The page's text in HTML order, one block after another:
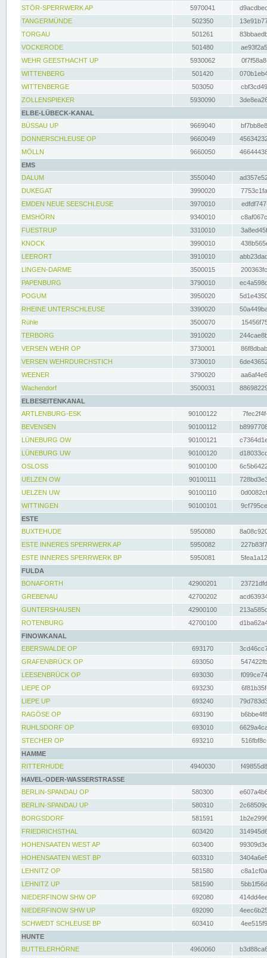
STÖR-SPERRWERK AP 5970041
TANGERMÜNDE
502350
TORGAU
501261
VOCKERODE
501480
WEHR GEESTHACHT UP
5930062
WITTENBERG
501420
WITTENBERGE
503050
ZOLLENSPIEKER
5930090
ELBE-LÜBECK-KANAL
BÜSSAU UP
9669040
DONNERSCHLEUSE OP
9660049
MÖLLN
9660050
EMS
DALUM
3550040
DUKEGAT
3990020
EMDEN NEUE SEESCHLEUSE
3970010
EMSHÖRN
9340010
FUESTRUP
3310010
KNOCK
3990010
LEERORT
3910010
LINGEN-DARME
3500015
PAPENBURG
3790010
POGUM
3950020
RHEINE UNTERSCHLEUSE
3390020
Rühle
3500070
TERBORG
3910020
VERSEN WEHR OP
3730001
VERSEN WEHRDURCHSTICH
3730010
WEENER
3790020
Wachendorf
3500031
ELBESEITENKANAL
ARTLENBURG-ESK
90100122
BEVENSEN
90100112
LÜNEBURG OW
90100121
LÜNEBURG UW
90100120
OSLOSS
90100100
UELZEN OW
90100111
UELZEN UW
90100110
WITTINGEN
90100101
ESTE
BUXTEHUDE
5950080
ESTE INNERES SPERRWERK AP
5950082
ESTE INNERES SPERRWERK BP
5950081
FULDA
BONAFORTH
42900201
GREBENAU
42700202
GUNTERSHAUSEN
42900100
ROTENBURG
42700100
FINOWKANAL
EBERSWALDE OP
693170
GRAFENBRÜCK OP
693050
LEESENBRÜCK OP
693030
LIEPE OP
693230
LIEPE UP
693240
RAGÖSE OP
693190
RUHLSDORF OP
693010
STECHER OP
693210
HAMME
RITTERHUDE
4940030
HAVEL-ODER-WASSERSTRASSE
BERLIN-SPANDAU OP
580300
BERLIN-SPANDAU UP
580310
BORGSDORF
581591
FRIEDRICHSTHAL
603420
HOHENSAATEN WEST AP
603400
HOHENSAATEN WEST BP
603310
LEHNITZ OP
581580
LEHNITZ UP
581590
NIEDERFINOW SHW OP
692080
NIEDERFINOW SHW UP
692090
SCHWEDT SCHLEUSE BP
603410
HUNTE
BUTTELERHÖRNE
4960060